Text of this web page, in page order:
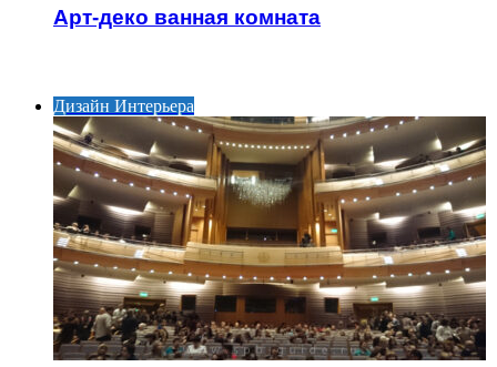
Арт-деко ванная комната
Дизайн Интерьера